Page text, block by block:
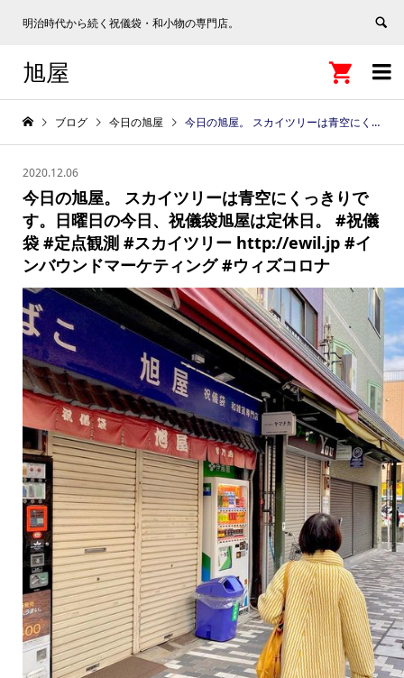
明治時代から続く祝儀袋・和小物の専門店。

旭屋 
ブログ 今日の旭屋 今日の旭屋。 スカイツリーは青空にくっきりです。日曜日の今日、祝儀袋旭屋は定休日。 #祝儀袋 #定点観測 #スカイツリー http://ewil.jp #インバウンドマーケティング #ウィズコロナ
2020.12.06
今日の旭屋。 スカイツリーは青空にくっきりで
す。日曜日の今日、祝儀袋旭屋は定休日。 #祝儀
袋 #定点観測 #スカイツリー http://ewil.jp #イ
ンバウンドマーケティング #ウィズコロナ